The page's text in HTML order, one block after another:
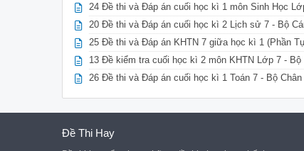
24 Đề thi và Đáp án cuối học kì 1 môn Sinh Học
20 Đề thi và Đáp án cuối học kì 2 Lịch sử 7 - Bộ
25 Đề thi và Đáp án KHTN 7 giữa học kì 1 (Phần
13 Đề kiểm tra cuối học kì 2 môn KHTN Lớp 7 -
26 Đề thi và Đáp án cuối học kì 1 Toán 7 - Bộ
Đề Thi Hay